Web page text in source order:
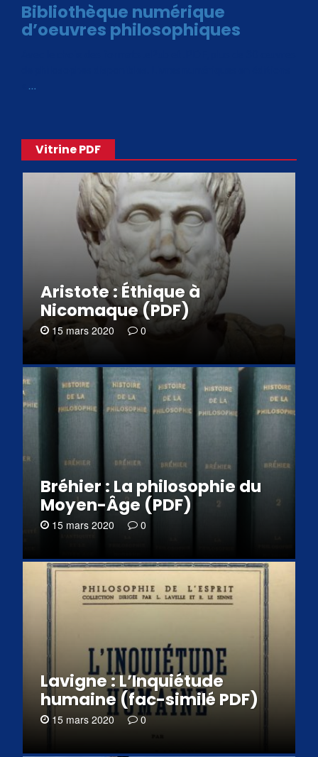
Bibliothèque numérique
d’oeuvres philosophiques
…
Vitrine PDF
Aristote : Éthique à
Nicomaque (PDF)
15 mars 2020 0
Bréhier : La philosophie du
Moyen-Âge (PDF)
15 mars 2020 0
Lavigne : L’Inquiétude
humaine (fac-similé PDF)
15 mars 2020 0